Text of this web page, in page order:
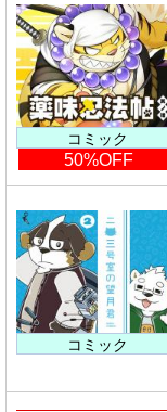
コミック
50%OFF
コミック